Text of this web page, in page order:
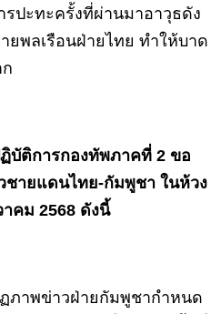
รปะทะครั้งที่ผ่านมาอาวุธดัง
ยพลเรือนฝ่ายไทย ทำให้บาด
บัติการกองทัพภาคที่ 2 ขอ
ายแดนไทย-กัมพูชา ในห้วง
าคม 2568 ดังนี้
ฏภาพข่าวฝ่ายกัมพูชากำหนด